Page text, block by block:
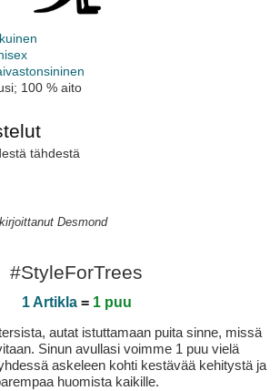
100 % aito
tähdestä
Desmond
#StyleForTrees
1 Artikla= 1 puu
autat istuttamaan puita sinne, missä
Sinun avullasi voimme 1 puu vielä
askeleen kohti kestävää kehitystä ja
huomista kaikille.